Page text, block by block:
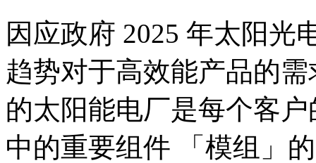
因应政府 2025 年太阳光
趋势对于高效能产品的
的太阳能电厂是每个客
中的重要组件 「模组」